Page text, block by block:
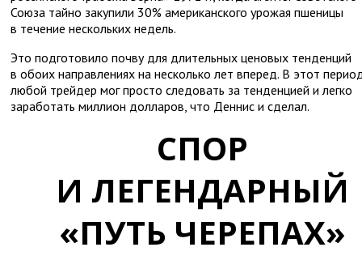
Союза тайно закупили 30% американского урожая пшеницы
в течение нескольких недель.
Это подготовило почву для длительных ценовых тенденций
в обоих направлениях на несколько лет вперед. В этот
любой трейдер мог просто следовать за тенденцией и легко
заработать миллион долларов, что Деннис и сделал.
СПОР
И ЛЕГЕНДАРНЫЙ
«ПУТЬ ЧЕРЕПАХ»